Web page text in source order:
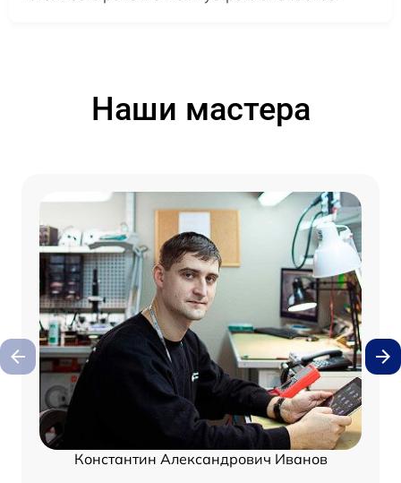
Наши мастера
Константин Александрович Иванов